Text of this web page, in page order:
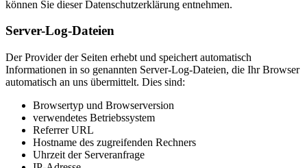
können Sie dieser Datenschutzerklärung entnehmen.
Server-Log-Dateien
Der Provider der Seiten erhebt und speichert automatisch
Informationen in so genannten Server-Log-Dateien, die Ihr Browser
automatisch an uns übermittelt. Dies sind:
Browsertyp und Browserversion
verwendetes Betriebssystem
Referrer URL
Hostname des zugreifenden Rechners
Uhrzeit der Serveranfrage